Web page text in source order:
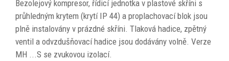
Bezolejový kompresor, řídicí jednotka v plastové skříni s
průhledným krytem (krytí IP 44) a proplachovací blok jsou
plně instalovány v prázdné skříni. Tlaková hadice, zpětný
ventil a odvzdušňovací hadice jsou dodávány volně. Verze
MH ...S se zvukovou izolací.